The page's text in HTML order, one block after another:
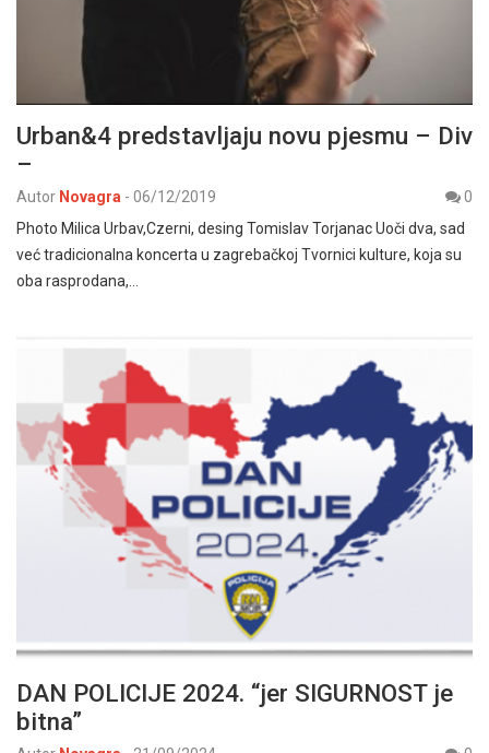
Urban&4 predstavljaju novu pjesmu – Div
–
Autor Novagra - 06/12/2019
0
Photo Milica Urbav,Czerni, desing Tomislav Torjanac Uoči dva, sad
već tradicionalna koncerta u zagrebačkoj Tvornici kulture, koja su
oba rasprodana,…
DAN POLICIJE 2024. “jer SIGURNOST je
bitna”